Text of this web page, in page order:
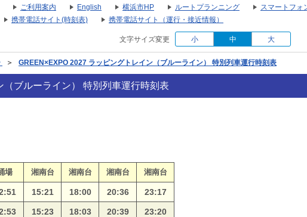
ご利用案内 English 横浜市HP ルートプランニング
スマートフォ
携帯電話サイト(時刻表) 携帯電話サイト（運行・接近情報）
＞ GREEN×EXPO 2027 ラッピングトレイン（ブルーライン） 特別列車運行時刻表
文字サイズ変更 小 中 大
ブルーライン） 特別列車運行時刻表
場 湘南台 湘南台 湘南台 湘南台
15:21 18:00 20:36 23:17
15:23 18:03 20:39 23:20